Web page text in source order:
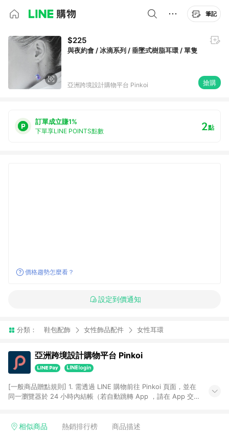
筆記
$225
與夜約會 / 冰滴系列 / 垂墜式樹脂耳環 / 單隻
亞洲跨境設計購物平台 Pinkoi 搶購
訂單成立賺1%
下單享LINE POINTS點數 2點
價格趨勢怎麼看？
設定到價通知
分類： 鞋包配飾 女性飾品配件 女性耳環
亞洲跨境設計購物平台 Pinkoi
[一般商品贈點規則] 1. 需透過 LINE 購物前往 Pinkoi 頁面，並在
同一瀏覽器於 24 小時內結帳（若自動跳轉 App ，請在 App 交
回饋訂單不得享有 Pinkoi 站方優惠，例如首購優惠，P coins，
相似商品 熱銷排行榜 商品描述